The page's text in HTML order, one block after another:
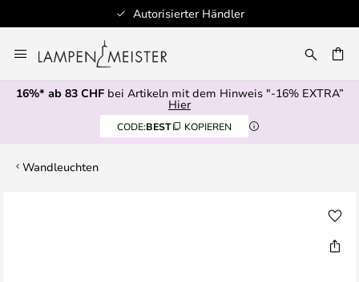
Autorisierter Händler
Inhalt
springen
16%* ab 83 CHFbei Artikeln mit dem Hinweis "-16% EXTRA”
Hier
CODE:BEST KOPIEREN
Wandleuchten